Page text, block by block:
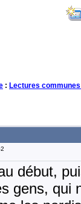
: Lectures
début,
gens, qui